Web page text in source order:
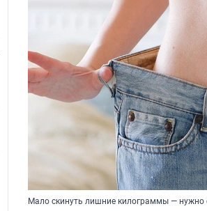
Мало скинуть лишние килограммы — нужно